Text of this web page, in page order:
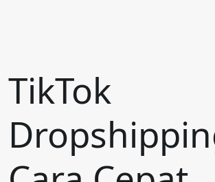
TikTok